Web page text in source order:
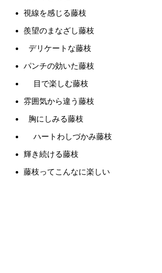
視線を感じる藤枝
羨望のまなざし藤枝
デリケートな藤枝
パンチの効いた藤枝
目で楽しむ藤枝
雰囲気から違う藤枝
胸にしみる藤枝
ハートわしづかみ藤枝
輝き続ける藤枝
藤枝ってこんなに楽しい